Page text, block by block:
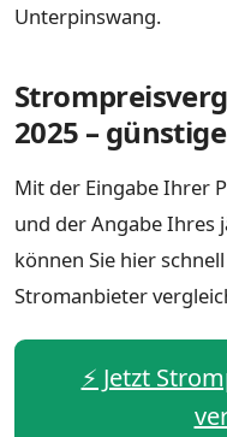
Unterpinswang.
2025 –
Mit der Eingabe Ihrer
und der Angabe Ihres
können Sie hier
Stromanbieter
⚡️ Jetzt